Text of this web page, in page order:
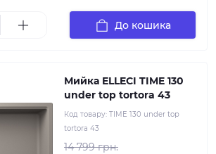
До кошика
Мийка ELLECI TIME 130
under top tortora 43
Код товару: TIME 130 under top
tortora 43
14 799 грн.